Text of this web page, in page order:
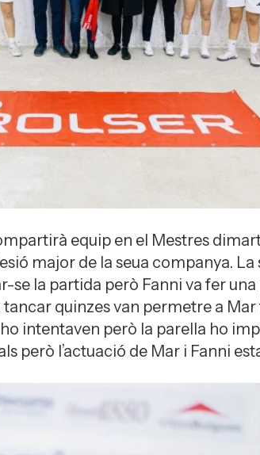
equip en el Mestres
major de la seua companya.
la partida però Fanni va fer
tancar quinzes van permetre a
intentaven però la parella ho
però l’actuació de Mar i Fanni